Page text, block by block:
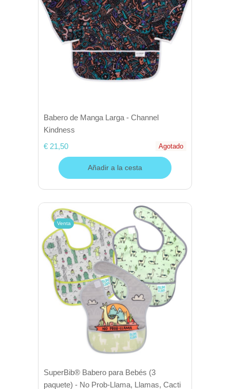
Babero de Manga Larga - Channel
Kindness
€ 21,50
Agotado
Añadir a la cesta
Venta
SuperBib® Babero para Bebés (3
paquete) - No Prob-Llama, Llamas, Cacti